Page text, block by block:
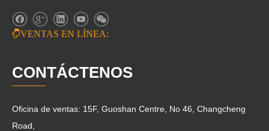
VENTAS EN LÍNEA:
CONTÁCTENOS
Oficina de ventas: 15F, Guoshan Centre, No 46, Changcheng
Road,